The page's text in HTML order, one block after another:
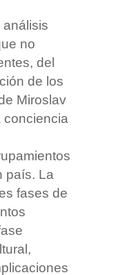
no
del
de los
Miroslav
conciencia
país. La
fases de